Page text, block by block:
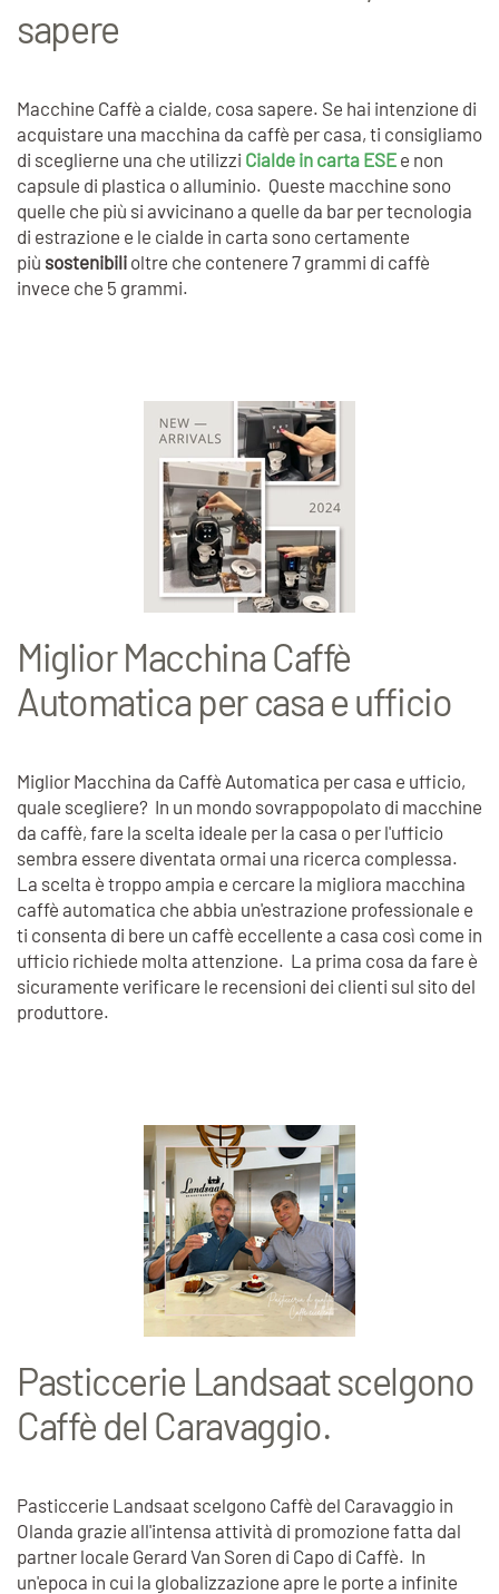
sapere
Macchine Caffè a cialde, cosa sapere. Se hai intenzione di
acquistare una macchina da caffè per casa, ti consigliamo
di sceglierne una che utilizzi Cialde in carta ESE e non
capsule di plastica o alluminio. Queste macchine sono
quelle che più si avvicinano a quelle da bar per tecnologia
di estrazione e le cialde in carta sono certamente
più sostenibili oltre che contenere 7 grammi di caffè
invece che 5 grammi.
Miglior Macchina Caffè
Automatica per casa e ufficio
Miglior Macchina da Caffè Automatica per casa e ufficio,
quale scegliere? In un mondo sovrappopolato di macchine
da caffè, fare la scelta ideale per la casa o per l'ufficio
sembra essere diventata ormai una ricerca complessa.
La scelta è troppo ampia e cercare la migliora macchina
caffè automatica che abbia un'estrazione professionale e
ti consenta di bere un caffè eccellente a casa così come in
ufficio richiede molta attenzione. La prima cosa da fare è
sicuramente verificare le recensioni dei clienti sul sito del
produttore.
Pasticcerie Landsaat scelgono
Caffè del Caravaggio.
Pasticcerie Landsaat scelgono Caffè del Caravaggio in
Olanda grazie all'intensa attività di promozione fatta dal
partner locale Gerard Van Soren di Capo di Caffè. In
un'epoca in cui la globalizzazione apre le porte a infinite